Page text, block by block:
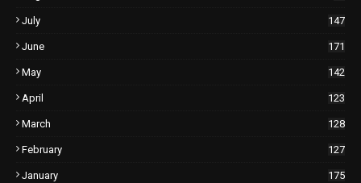
July 147
June 171
May 142
April 123
March 128
February 127
January 175